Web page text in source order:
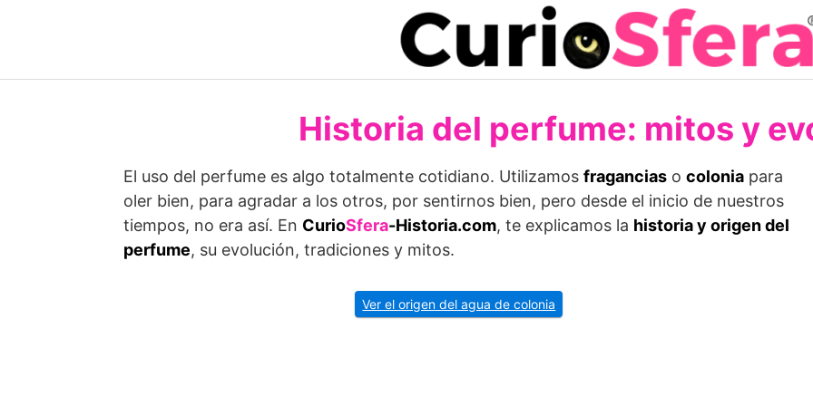
Historia del perfume: mitos y
El uso del perfume es algo totalmente cotidiano. Utilizamos fragancias o colonia para
oler bien, para agradar a los otros, por sentirnos bien, pero desde el inicio de nuestros
tiempos, no era así. En CurioSfera-Historia.com, te explicamos la historia y origen del
perfume, su evolución, tradiciones y mitos.
Ver el origen del agua de colonia